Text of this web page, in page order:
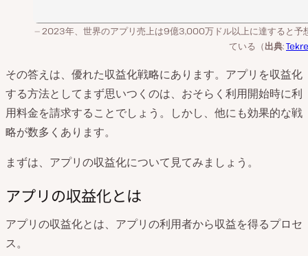
2023年、世界のアプリ売上は9億3,000万ドル以上に達すると予
ている（出典:
その答えは、優れた収益化戦略にあります。アプリを収益化
する方法としてまず思いつくのは、おそらく利用開始時に利
用料金を請求することでしょう。しかし、他にも効果的な戦
略が数多くあります。
まずは、アプリの収益化について見てみましょう。
アプリの収益化とは
アプリの収益化とは、アプリの利用者から収益を得るプロセ
ス。